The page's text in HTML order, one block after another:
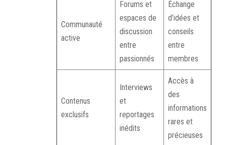
Communauté
active
Forums et
espaces de
discussion
entre
passionnés
Échange
d’idées et
conseils
entre
membres
Contenus
exclusifs
Interviews
et
reportages
inédits
Accès à
des
informations
rares et
précieuses